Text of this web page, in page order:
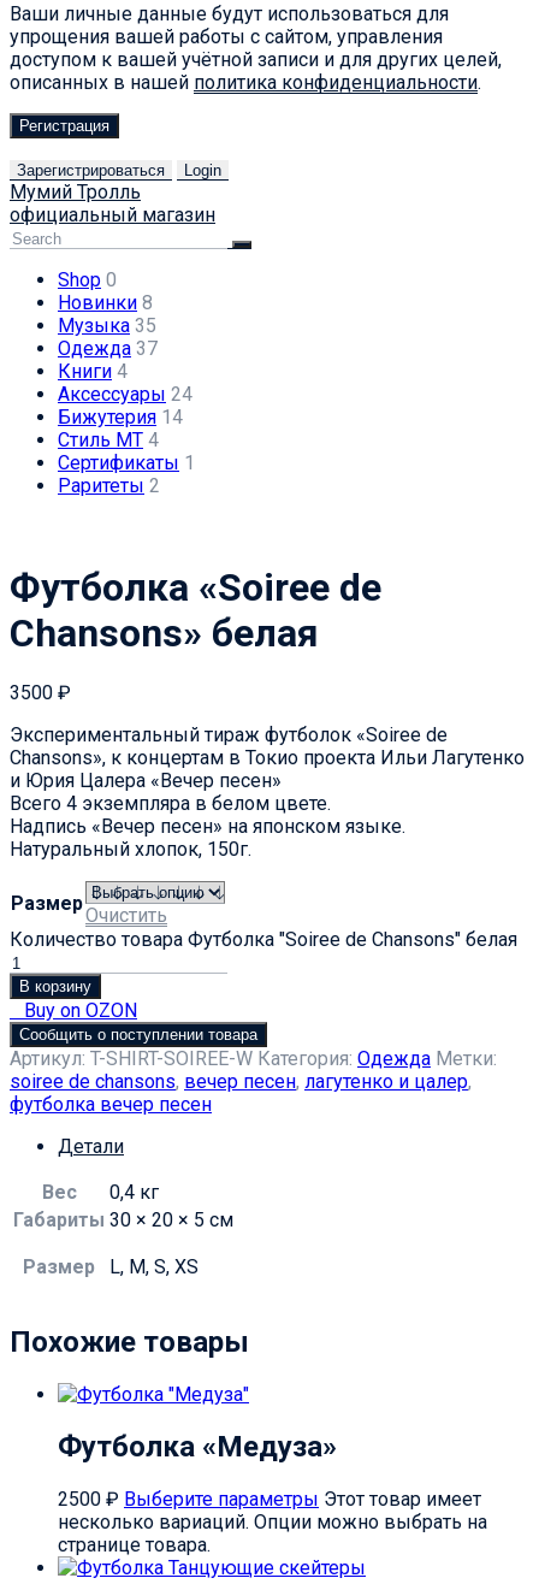
Ваши личные данные будут использоваться для
упрощения вашей работы с сайтом, управления
доступом к вашей учётной записи и для других целей,
описанных в нашей политика конфиденциальности.
Регистрация
Зарегистрироваться Login
Мумий Тролль
официальный магазин
Shop 0
Новинки 8
Музыка 35
Одежда 37
Книги 4
Аксессуары 24
Бижутерия 14
Стиль МТ 4
Сертификаты 1
Раритеты 2
Футболка «Soiree de
Chansons» белая
3500 ₽
Экспериментальный тираж футболок «Soiree de
Chansons», к концертам в Токио проекта Ильи Лагутенко
и Юрия Цалера «Вечер песен»
Всего 4 экземпляра в белом цвете.
Надпись «Вечер песен» на японском языке.
Натуральный хлопок, 150г.
Размер
Очистить
Количество товара Футболка "Soiree de Chansons" белая
В корзину
Buy on OZON
Сообщить о поступлении товара
Артикул: T-SHIRT-SOIREE-W Категория: Одежда Метки:
soiree de chansons, вечер песен, лагутенко и цалер,
футболка вечер песен
Детали
Вес
0,4 кг
Габариты 30 × 20 × 5 см
Размер L, M, S, XS
Похожие товары
Футболка «Медуза»
2500 ₽ Выберите параметры Этот товар имеет
несколько вариаций. Опции можно выбрать на
странице товара.